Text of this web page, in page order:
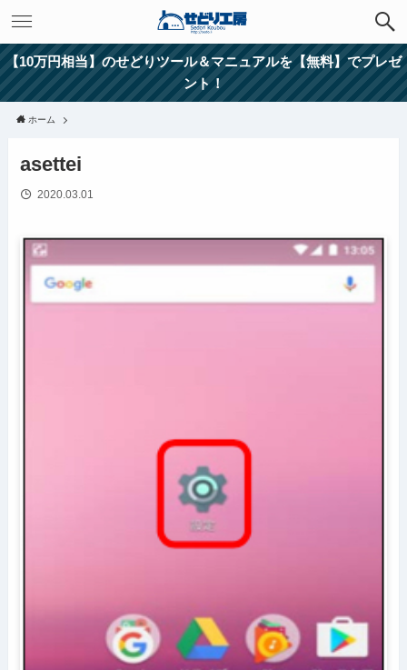
【10万円相当】のせどりツール＆マニュアルを【無料】でプレゼ
ント！
ホーム
asettei
2020.03.01